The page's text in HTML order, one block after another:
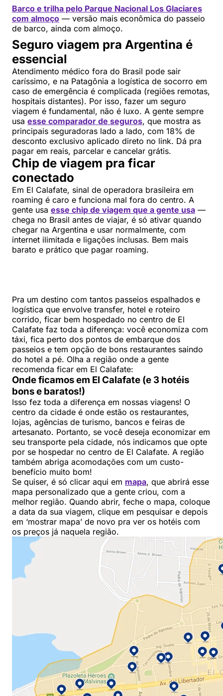
Barco e trilha pelo Parque Nacional Los Glaciares
com almoço — versão mais econômica do passeio
de barco, ainda com almoço.
Seguro viagem pra Argentina é
essencial
Atendimento médico fora do Brasil pode sair
caríssimo, e na Patagônia a logística de socorro em
caso de emergência é complicada (regiões remotas,
hospitais distantes). Por isso, fazer um seguro
viagem é fundamental, não é luxo. A gente sempre
usa esse comparador de seguros, que mostra as
principais seguradoras lado a lado, com 18% de
desconto exclusivo aplicado direto no link. Dá pra
pagar em reais, parcelar e cancelar grátis.
Chip de viagem pra ficar
conectado
Em El Calafate, sinal de operadora brasileira em
roaming é caro e funciona mal fora do centro. A
gente usa esse chip de viagem que a gente usa —
chega no Brasil antes de viajar, é só ativar quando
chegar na Argentina e usar normalmente, com
internet ilimitada e ligações inclusas. Bem mais
barato e prático que pagar roaming.
Pra um destino com tantos passeios espalhados e
logística que envolve transfer, hotel e roteiro
corrido, ficar bem hospedado no centro de El
Calafate faz toda a diferença: você economiza com
táxi, fica perto dos pontos de embarque dos
passeios e tem opção de bons restaurantes saindo
do hotel a pé. Olha a região onde a gente
recomenda ficar em El Calafate:
Onde ficamos em El Calafate (e 3 hotéis
bons e baratos!)
Isso fez toda a diferença em nossas viagens! O
centro da cidade é onde estão os restaurantes,
lojas, agências de turismo, bancos e feiras de
artesanato. Portanto, se você deseja economizar em
seu transporte pela cidade, nós indicamos que opte
por se hospedar no centro de El Calafate. A região
também abriga acomodações com um custo-
benefício muito bom!
Se quiser, é só clicar aqui em mapa, que abrirá esse
mapa personalizado que a gente criou, com a
melhor região. Quando abrir, feche o mapa, coloque
a data da sua viagem, clique em pesquisar e depois
em ‘mostrar mapa’ de novo pra ver os hotéis com
os preços já naquela região.